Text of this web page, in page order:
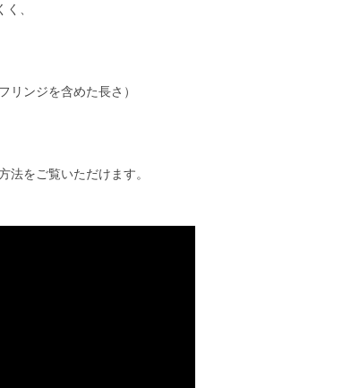
、
リンジを含めた長さ）
法をご覧いただけます。